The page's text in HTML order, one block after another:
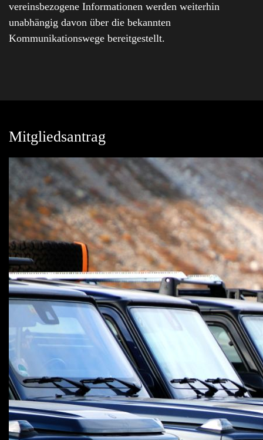
vereinsbezogene Informationen werden weiterhin
unabhängig davon über die bekannten
Kommunikationswege bereitgestellt.
Mitgliedsantrag